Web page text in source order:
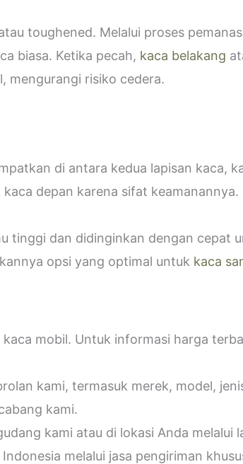
toughened. Melalui proses
biasa. Ketika pecah, kaca belakang
mengurangi risiko cedera.
di antara kedua lapisan kaca,
depan karena sifat keamanannya.
tinggi dan didinginkan dengan cepat
opsi yang optimal untuk kaca
mobil. Untuk informasi harga
kami, termasuk merek, model,
kami.
kami atau di lokasi Anda melalui
melalui jasa pengiriman